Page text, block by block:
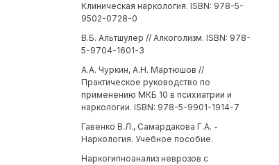
Клиническая наркология. ISBN: 978-5-
9502-0728-0
В.Б. Альтшулер // Алкоголизм. ISBN: 978-
5-9704-1601-3
А.А. Чуркин, А.Н. Мартюшов //
Практическое руководство по
применению МКБ 10 в психиатрии и
наркологии. ISBN: 978-5-9901-1914-7
Гавенко В.Л., Самардакова Г.А. -
Наркология. Учебное пособие.
Наркогипноанализ неврозов с